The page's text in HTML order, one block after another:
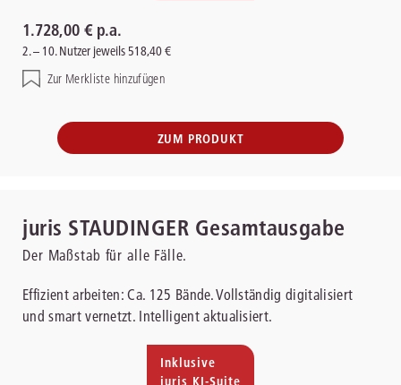
1.728,00 € p.a.
2. – 10. Nutzer jeweils 518,40 €
Zur Merkliste hinzufügen
ZUM PRODUKT
juris STAUDINGER Gesamtausgabe
Der Maßstab für alle Fälle.
Effizient arbeiten: Ca. 125 Bände. Vollständig digitalisiert
und smart vernetzt. Intelligent aktualisiert.
Inklusive
juris KI-Suite